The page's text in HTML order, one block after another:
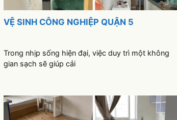
VỆ SINH CÔNG NGHIỆP QUẬN 5
Trong nhịp sống hiện đại, việc duy trì một không
gian sạch sẽ giúp cải